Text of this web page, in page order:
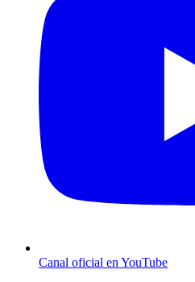
Canal oficial en YouTube